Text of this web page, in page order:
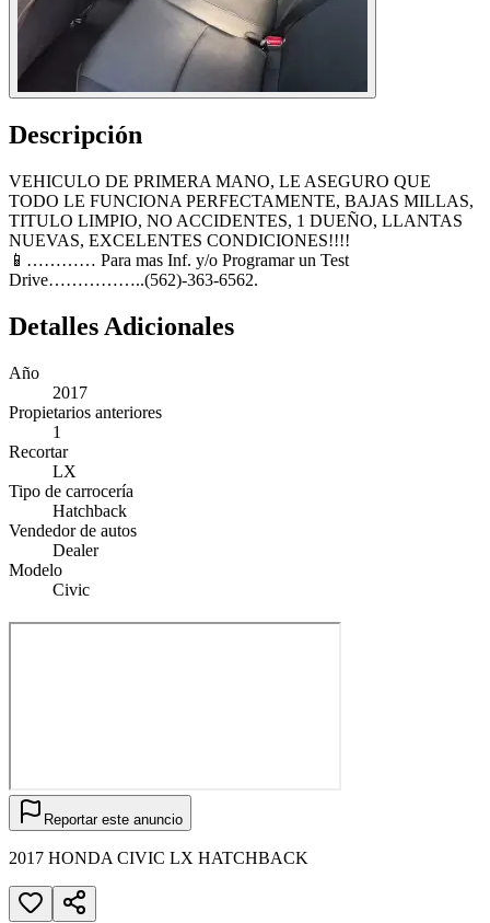
Descripción
VEHICULO DE PRIMERA MANO, LE ASEGURO QUE
TODO LE FUNCIONA PERFECTAMENTE, BAJAS MILLAS,
TITULO LIMPIO, NO ACCIDENTES, 1 DUEÑO, LLANTAS
NUEVAS, EXCELENTES CONDICIONES!!!!
📱………… Para mas Inf. y/o Programar un Test
Drive……………..(562)-363-6562.
Detalles Adicionales
Año
2017
Propietarios anteriores
1
Recortar
LX
Tipo de carrocería
Hatchback
Vendedor de autos
Dealer
Modelo
Civic
Reportar este anuncio
2017 HONDA CIVIC LX HATCHBACK